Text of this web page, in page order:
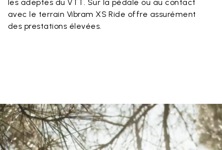
les adeptes du VTT. Sur la pédale ou au contact
avec le terrain Vibram XS Ride offre assurément
des prestations élevées.